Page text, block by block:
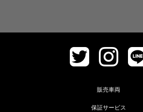
販売車両
保証サービス